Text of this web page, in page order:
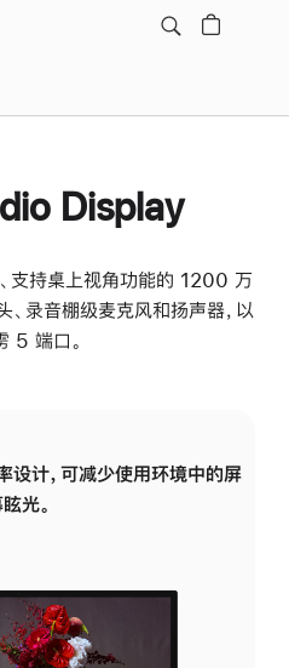
Display
支持桌上视角功能的 1200 万
录音棚级麦克风和扬声器，以
5 端口。
设计，可减少使用环境中的屏
光。